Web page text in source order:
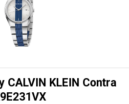
CALVIN KLEIN Contra